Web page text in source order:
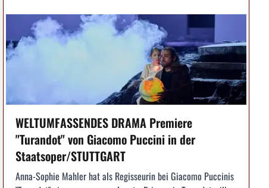
WELTUMFASSENDES DRAMA Premiere
"Turandot" von Giacomo Puccini in der
Staatsoper/STUTTGART
Anna-Sophie Mahler hat als Regisseurin bei Giacomo Puccinis